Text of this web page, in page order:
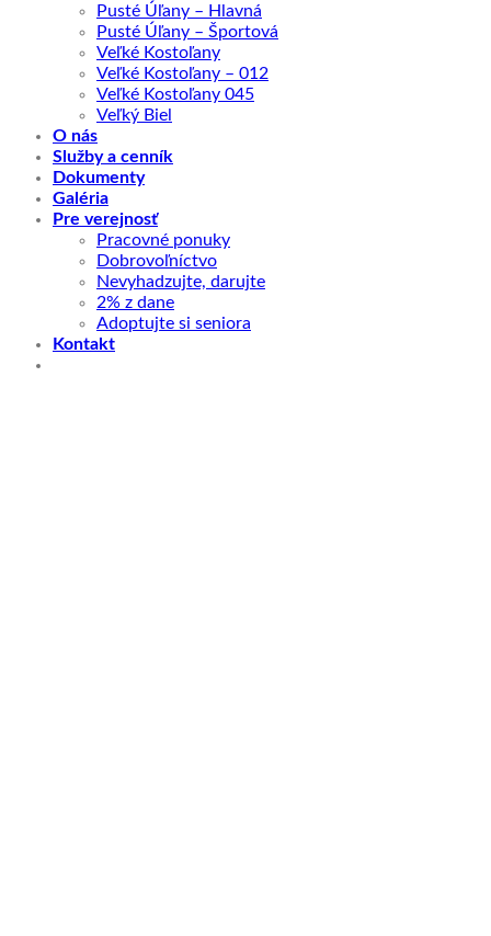
Pusté Úľany – Hlavná
Pusté Úľany – Športová
Veľké Kostoľany
Veľké Kostoľany – 012
Veľké Kostoľany 045
Veľký Biel
O nás
Služby a cenník
Dokumenty
Galéria
Pre verejnosť
Pracovné ponuky
Dobrovoľníctvo
Nevyhadzujte, darujte
2% z dane
Adoptujte si seniora
Kontakt